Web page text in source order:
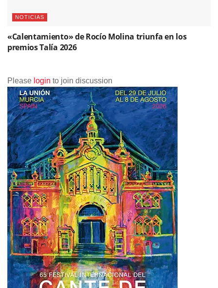
NOTICIAS
«Calentamiento» de Rocío Molina triunfa en los
premios Talía 2026
Please login to join discussion